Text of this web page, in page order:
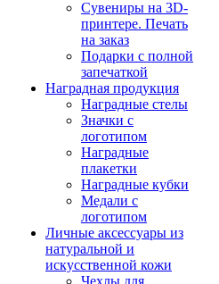
Сувениры на 3D-
принтере. Печать
на заказ
Подарки с полной
запечаткой
Наградная продукция
Наградные стелы
Значки с
логотипом
Наградные
плакетки
Наградные кубки
Медали с
логотипом
Личные аксессуары из
натуральной и
искусственной кожи
Чехлы для